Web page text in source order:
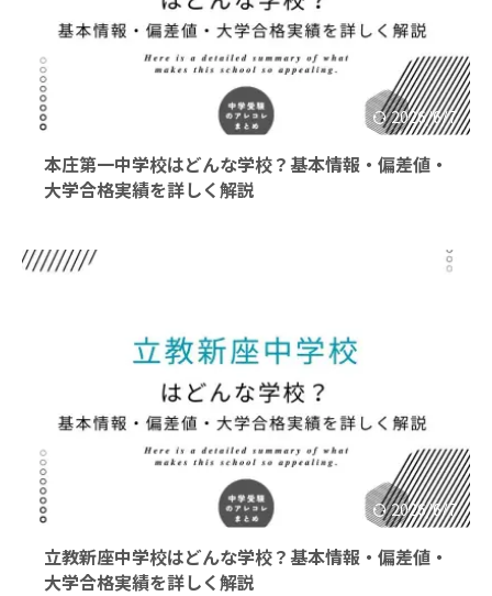
2026/6/7
本庄第一中学校はどんな学校？基本情報・偏差値・
大学合格実績を詳しく解説
2026/6/7
立教新座中学校はどんな学校？基本情報・偏差値・
大学合格実績を詳しく解説